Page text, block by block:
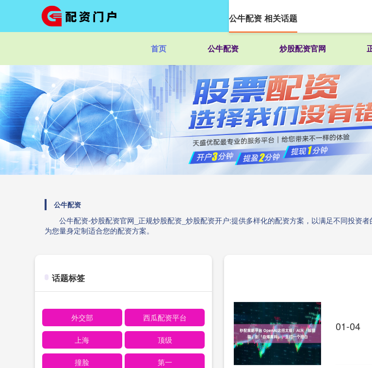
首页 公牛配资 炒股配资官网
公牛配资
公牛配资-炒股配资官网_正规炒股配资_炒股配资开户:提供多样化的配资方案，以满足不同投资
为您量身定制适合您的配资方案。
公牛配资 相关话题
01-04
话题标签
外交部 西瓜配资平台
上海 顶级
撞脸 第一